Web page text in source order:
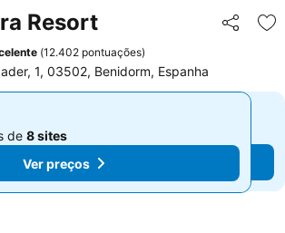
Resort Partilhar
(12.402 pontuações)
1, 03502, Benidorm, Espanha
de 8 sites
Ver preços
de 8 sites
Ver preços